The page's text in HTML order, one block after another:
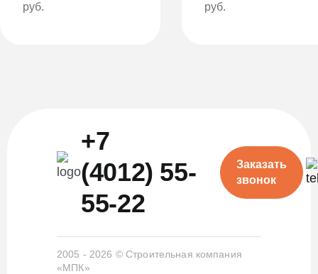
руб.
руб.
+7
(4012) 55-
55-22
Заказать
звонок
2005 - 2026 © Строительная компания
«МПК»